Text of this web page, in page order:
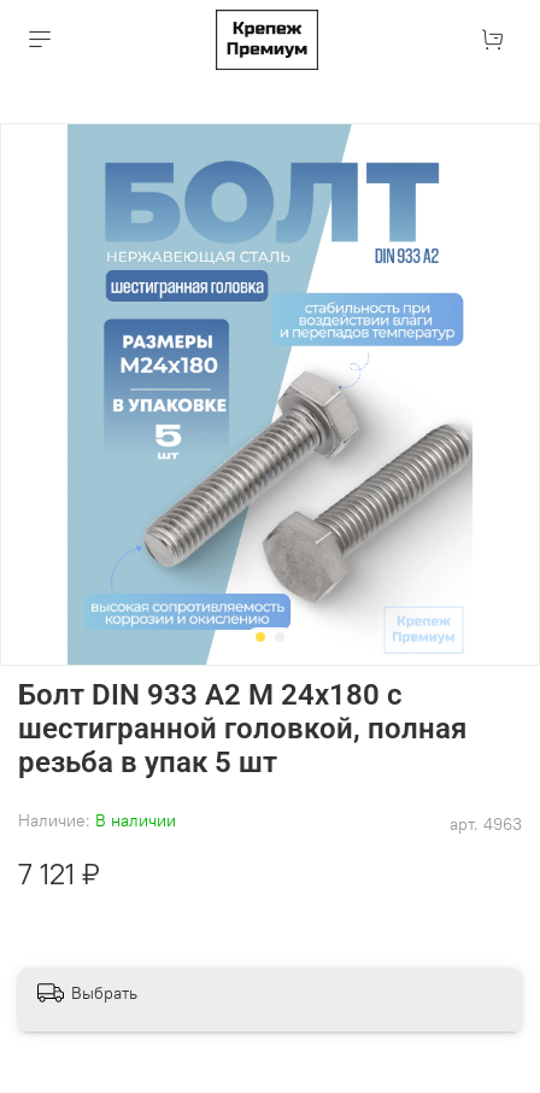
арт. 4963
Наличие: В наличии
Болт DIN 933 А2 M 24х180 с
шестигранной головкой, полная
резьба в упак 5 шт
7 121 ₽
Выбрать